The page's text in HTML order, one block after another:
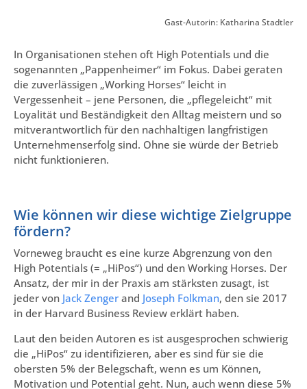
Gast-Autorin: Katharina Stadtler
In Organisationen stehen oft High Potentials und die
sogenannten „Pappenheimer“ im Fokus. Dabei geraten
die zuverlässigen „Working Horses“ leicht in
Vergessenheit – jene Personen, die „pflegeleicht“ mit
Loyalität und Beständigkeit den Alltag meistern und so
mitverantwortlich für den nachhaltigen langfristigen
Unternehmenserfolg sind. Ohne sie würde der Betrieb
nicht funktionieren.
Wie können wir diese wichtige Zielgruppe
fördern?
Vorneweg braucht es eine kurze Abgrenzung von den
High Potentials (= „HiPos“) und den Working Horses. Der
Ansatz, der mir in der Praxis am stärksten zusagt, ist
jeder von Jack Zenger and Joseph Folkman, den sie 2017
in der Harvard Business Review erklärt haben.
Laut den beiden Autoren es ist ausgesprochen schwierig
die „HiPos“ zu identifizieren, aber es sind für sie die
obersten 5% der Belegschaft, wenn es um Können,
Motivation und Potential geht. Nun, auch wenn diese 5%